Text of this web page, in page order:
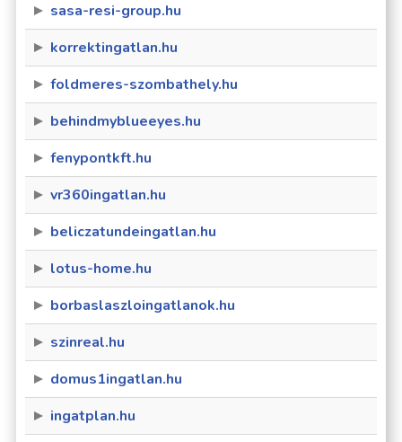
sasa-resi-group.hu
korrektingatlan.hu
foldmeres-szombathely.hu
behindmyblueeyes.hu
fenypontkft.hu
vr360ingatlan.hu
beliczatundeingatlan.hu
lotus-home.hu
borbaslaszloingatlanok.hu
szinreal.hu
domus1ingatlan.hu
ingatplan.hu